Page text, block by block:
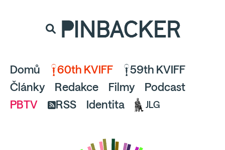
a pusťte se do čtení.
PINBACKER
Domů 60th KVIFF
59th KVIFF
Články
Redakce Filmy
Podcast
PBTV
RSS Identita JLG